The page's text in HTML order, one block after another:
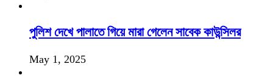
পুলিশ দেখে পালাতে গিয়ে মারা গেলেন সাবেক কাউন্সিলর
May 1, 2025